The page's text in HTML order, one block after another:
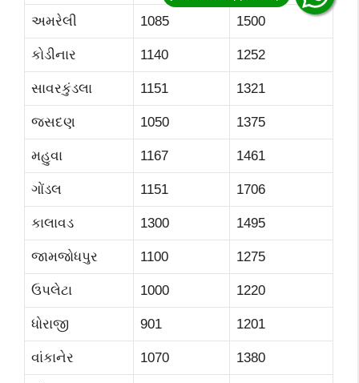
અમરેલી 1085 1500
કોડીનાર 1140 1252
સાવરકુંડલા 1151 1321
જસદણ 1050 1375
મહુવા 1167 1461
ગોંડલ 1151 1706
કાલાવડ 1300 1495
જામજોધપુર 1100 1275
ઉપલેટા 1000 1220
ધોરાજી 901 1201
વાંકાનેર 1070 1380